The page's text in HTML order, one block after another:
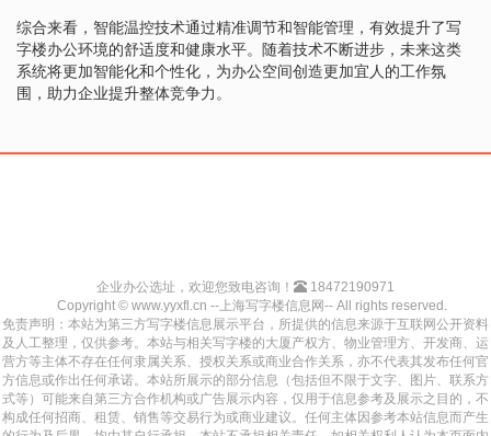
综合来看，智能温控技术通过精准调节和智能管理，有效提升了写
字楼办公环境的舒适度和健康水平。随着技术不断进步，未来这类
系统将更加智能化和个性化，为办公空间创造更加宜人的工作氛
围，助力企业提升整体竞争力。
企业办公选址，欢迎您致电咨询！
18472190971
Copyright © www.yyxfl.cn --上海写字楼信息网-- All rights reserved.
免责声明：本站为第三方写字楼信息展示平台，所提供的信息来源于互联网公开资料
及人工整理，仅供参考。本站与相关写字楼的大厦产权方、物业管理方、开发商、运
营方等主体不存在任何隶属关系、授权关系或商业合作关系，亦不代表其发布任何官
方信息或作出任何承诺。本站所展示的部分信息（包括但不限于文字、图片、联系方
式等）可能来自第三方合作机构或广告展示内容，仅用于信息参考及展示之目的，不
构成任何招商、租赁、销售等交易行为或商业建议。任何主体因参考本站信息而产生